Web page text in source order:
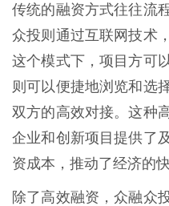
传统的融资方式往往流
众投则通过互联网技术
这个模式下，项目方可
则可以便捷地浏览和选
双方的高效对接。这种
企业和创新项目提供了
资成本，推动了经济的快
除了高效融资，众融众